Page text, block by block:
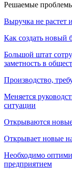
Решаемые
Выручка не растет
Как создать новый
Большой штат
заметность в
Производство,
Меняется
ситуации
Открываются
Открывает новые
Необходимо
предприятием